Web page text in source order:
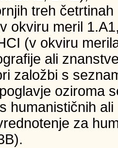
treh
okviru meril
(v okviru
ali
založbi s
oziroma
humanističnih
za